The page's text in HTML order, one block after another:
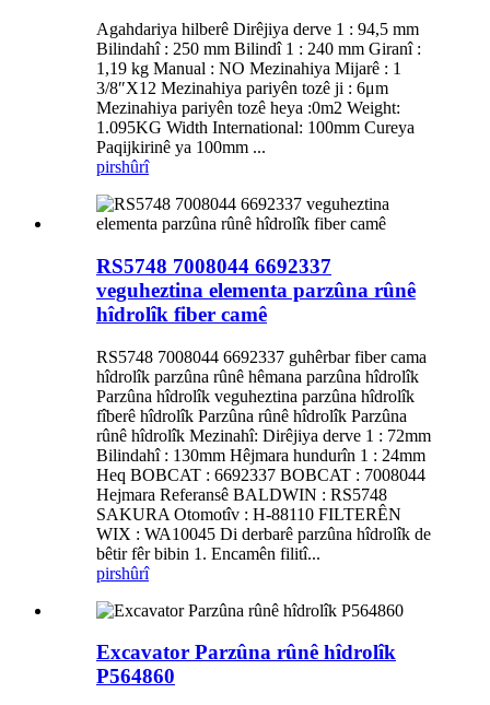
Agahdariya hilberê Dirêjiya derve 1 : 94,5 mm
Bilindahî : 250 mm Bilindî 1 : 240 mm Giranî :
1,19 kg Manual : NO Mezinahiya Mijarê : 1
3/8″X12 Mezinahiya pariyên tozê ji : 6μm
Mezinahiya pariyên tozê heya :0m2 Weight:
1.095KG Width International: 100mm Cureya
Paqijkirinê ya 100mm ...
pirshûrî
RS5748 7008044 6692337
veguheztina elementa parzûna rûnê
hîdrolîk fiber camê
RS5748 7008044 6692337 guhêrbar fiber cama
hîdrolîk parzûna rûnê hêmana parzûna hîdrolîk
Parzûna hîdrolîk veguheztina parzûna hîdrolîk
fîberê hîdrolîk Parzûna rûnê hîdrolîk Parzûna
rûnê hîdrolîk Mezinahî: Dirêjiya derve 1 : 72mm
Bilindahî : 130mm Hêjmara hundurîn 1 : 24mm
Heq BOBCAT : 6692337 BOBCAT : 7008044
Hejmara Referansê BALDWIN : RS5748
SAKURA Otomotîv : H-88110 FILTERÊN
WIX : WA10045 Di derbarê parzûna hîdrolîk de
bêtir fêr bibin 1. Encamên filitî...
pirshûrî
Excavator Parzûna rûnê hîdrolîk
P564860